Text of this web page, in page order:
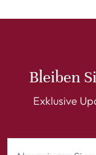
Bleiben
Exklusive